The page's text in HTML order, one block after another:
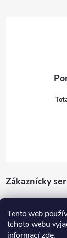
Tento web
tohoto webu
informacízde.
Zákaznícky
Značky